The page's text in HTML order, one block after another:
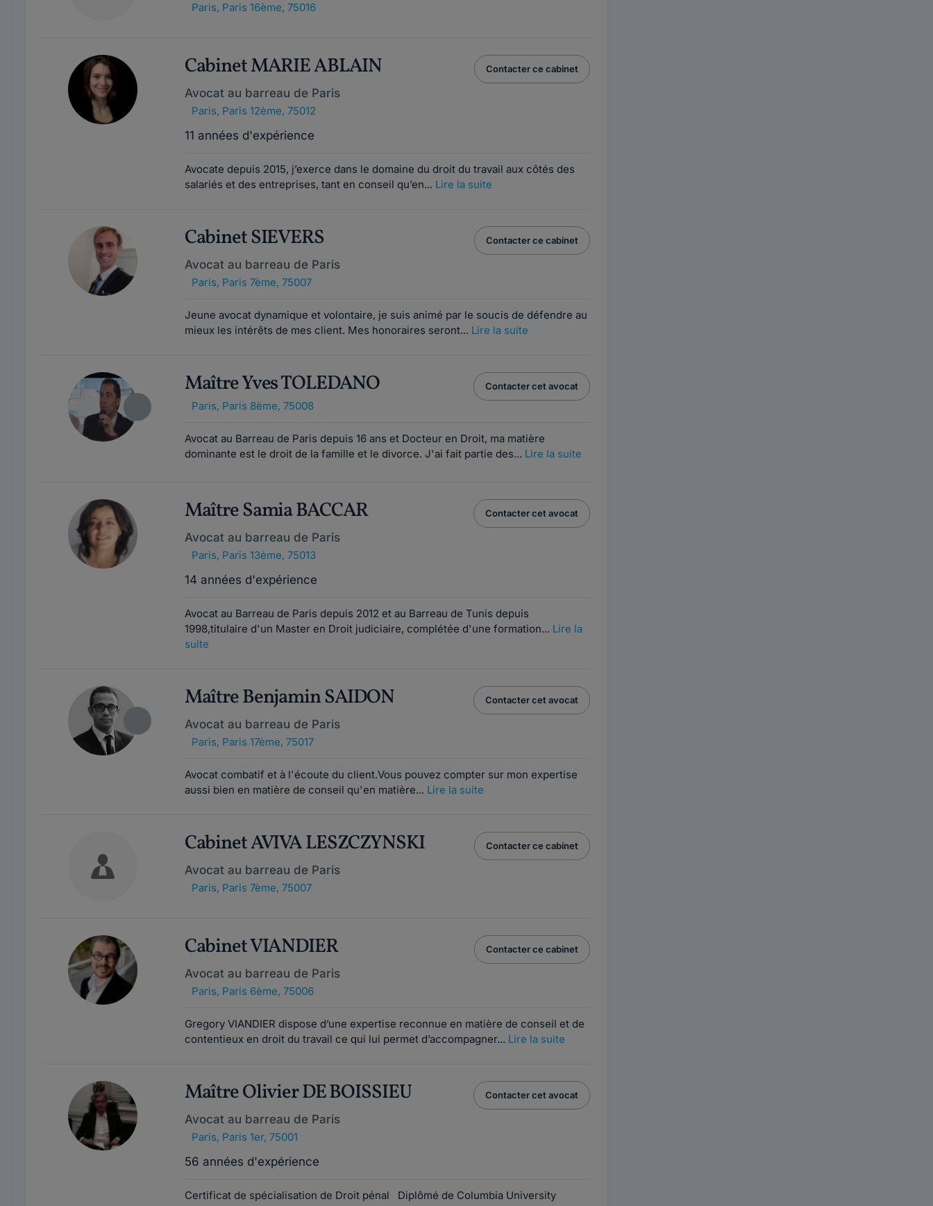
Paris, Paris 16ème, 75016
Cabinet MARIE ABLAIN
Avocat au barreau de Paris
Paris, Paris 12ème, 75012
11 années d'expérience
Contacter ce cabinet
Avocate depuis 2015, j’exerce dans le domaine du droit du travail aux côtés des
salariés et des entreprises, tant en conseil qu’en... Lire la suite
Cabinet SIEVERS
Avocat au barreau de Paris
Paris, Paris 7ème, 75007
Contacter ce cabinet
Jeune avocat dynamique et volontaire, je suis animé par le soucis de défendre au
mieux les intérêts de mes client. Mes honoraires seront... Lire la suite
Maître Yves TOLEDANO
Paris, Paris 8ème, 75008
Contacter cet avocat
Avocat au Barreau de Paris depuis 16 ans et Docteur en Droit, ma matière
dominante est le droit de la famille et le divorce. J'ai fait partie des... Lire la suite
Maître Samia BACCAR
Avocat au barreau de Paris
Paris, Paris 13ème, 75013
14 années d'expérience
Contacter cet avocat
Avocat au Barreau de Paris depuis 2012 et au Barreau de Tunis depuis
1998,titulaire d'un Master en Droit judiciaire, complétée d'une formation... Lire la
suite
Maître Benjamin SAIDON
Avocat au barreau de Paris
Paris, Paris 17ème, 75017
Contacter cet avocat
Avocat combatif et à l'écoute du client.Vous pouvez compter sur mon expertise
aussi bien en matière de conseil qu'en matière... Lire la suite
Cabinet AVIVA LESZCZYNSKI
Avocat au barreau de Paris
Paris, Paris 7ème, 75007
Contacter ce cabinet
Cabinet VIANDIER
Avocat au barreau de Paris
Paris, Paris 6ème, 75006
Contacter ce cabinet
Gregory VIANDIER dispose d’une expertise reconnue en matière de conseil et de
contentieux en droit du travail ce qui lui permet d’accompagner... Lire la suite
Maître Olivier DE BOISSIEU
Avocat au barreau de Paris
Paris, Paris 1er, 75001
56 années d'expérience
Contacter cet avocat
Certificat de spécialisation de Droit pénal Diplômé de Columbia University